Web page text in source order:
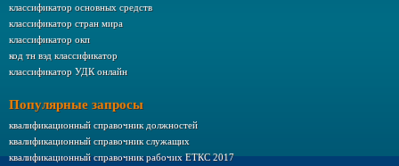
классификатор основных средств
классификатор стран мира
классификатор окп
код тн вэд классификатор
классификатор УДК онлайн
Популярные запросы
квалификационный справочник должностей
квалификационный справочник служащих
квалификационный справочник рабочих ЕТКС 2017